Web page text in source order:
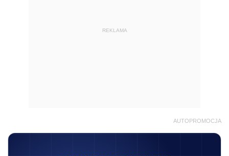
REKLAMA
AUTOPROMOCJA